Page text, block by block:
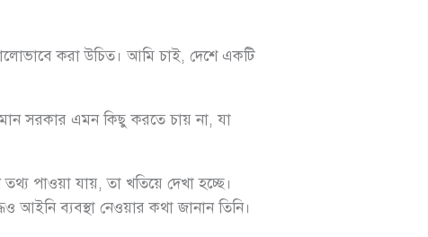
করা উচিত। আমি চাই, দেশে একটি
সরকার এমন কিছু করতে চায় না, যা
পাওয়া যায়, তা খতিয়ে দেখা হচ্ছে।
আইনি ব্যবস্থা নেওয়ার কথা জানান তিনি।